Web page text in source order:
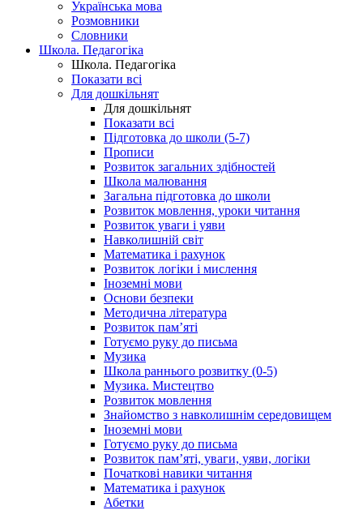
Українська мова
Розмовники
Словники
Школа. Педагогіка
Школа. Педагогіка
Показати всі
Для дошкільнят
Для дошкільнят
Показати всі
Підготовка до школи (5-7)
Прописи
Розвиток загальних здібностей
Школа малювання
Загальна підготовка до школи
Розвиток мовлення, уроки читання
Розвиток уваги і уяви
Навколишній світ
Математика і рахунок
Розвиток логіки і мислення
Іноземні мови
Основи безпеки
Методична література
Розвиток пам’яті
Готуємо руку до письма
Музика
Школа раннього розвитку (0-5)
Музика. Мистецтво
Розвиток мовлення
Знайомство з навколишнім середовищем
Іноземні мови
Готуємо руку до письма
Розвиток пам’яті, уваги, уяви, логіки
Початкові навики читання
Математика і рахунок
Абетки